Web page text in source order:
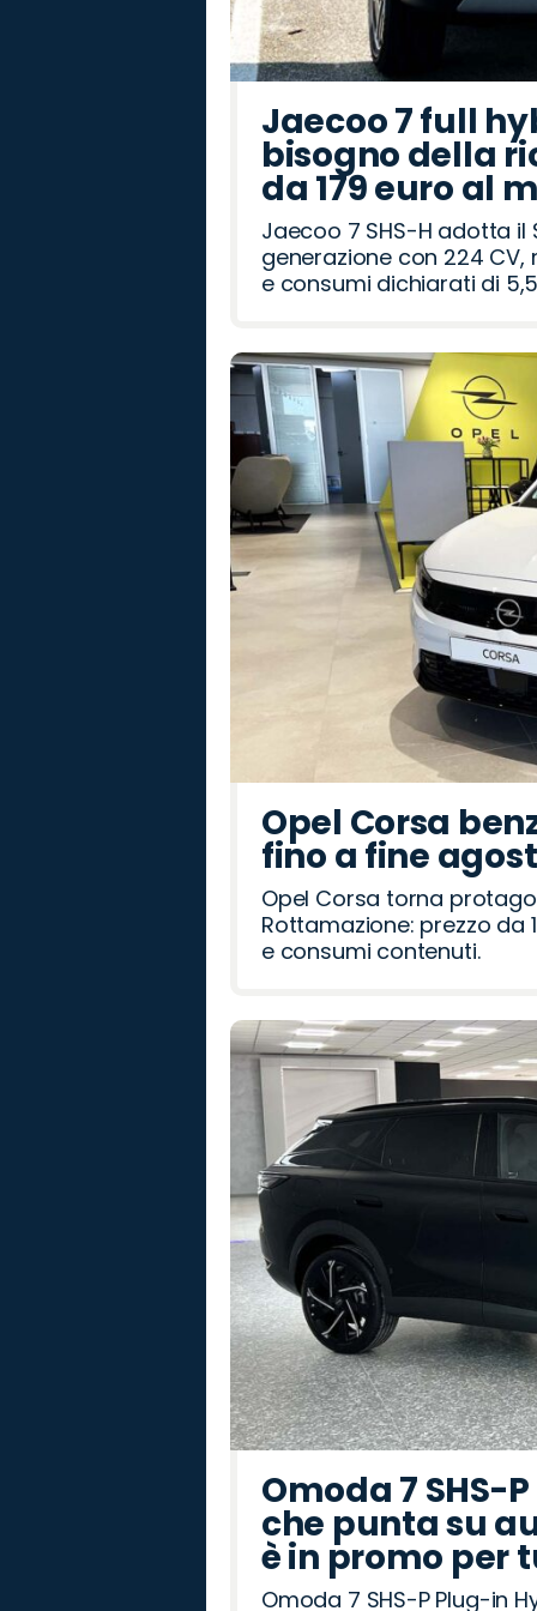
Jaecoo 7 full
bisogno della
da 179 euro al
Jaecoo 7 SHS-H adotta il
generazione con 224 CV,
e consumi dichiarati di
Opel Corsa
fino a fine
Opel Corsa torna
Rottamazione: prezzo da
e consumi contenuti.
Omoda 7 SHS-
che punta su
è in promo per
Omoda 7 SHS-P Plug-in